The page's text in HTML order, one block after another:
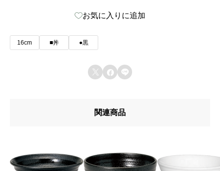
お気に入りに追加
16cm ■丼 ●黒
  
関連商品